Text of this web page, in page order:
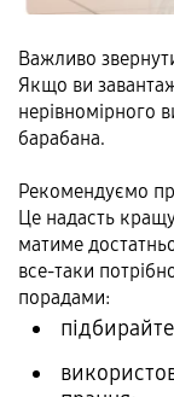
Важливо
Якщо ви
нерівномірного
барабана.
Рекомендуємо
Це надасть
матиме
все-таки
порадами: